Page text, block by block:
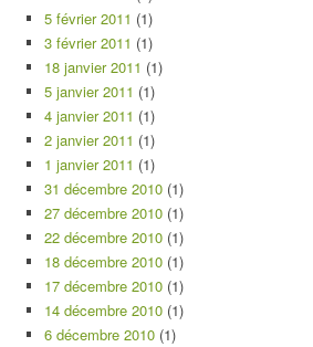
5 février 2011 (1)
3 février 2011 (1)
18 janvier 2011 (1)
5 janvier 2011 (1)
4 janvier 2011 (1)
2 janvier 2011 (1)
1 janvier 2011 (1)
31 décembre 2010 (1)
27 décembre 2010 (1)
22 décembre 2010 (1)
18 décembre 2010 (1)
17 décembre 2010 (1)
14 décembre 2010 (1)
6 décembre 2010 (1)